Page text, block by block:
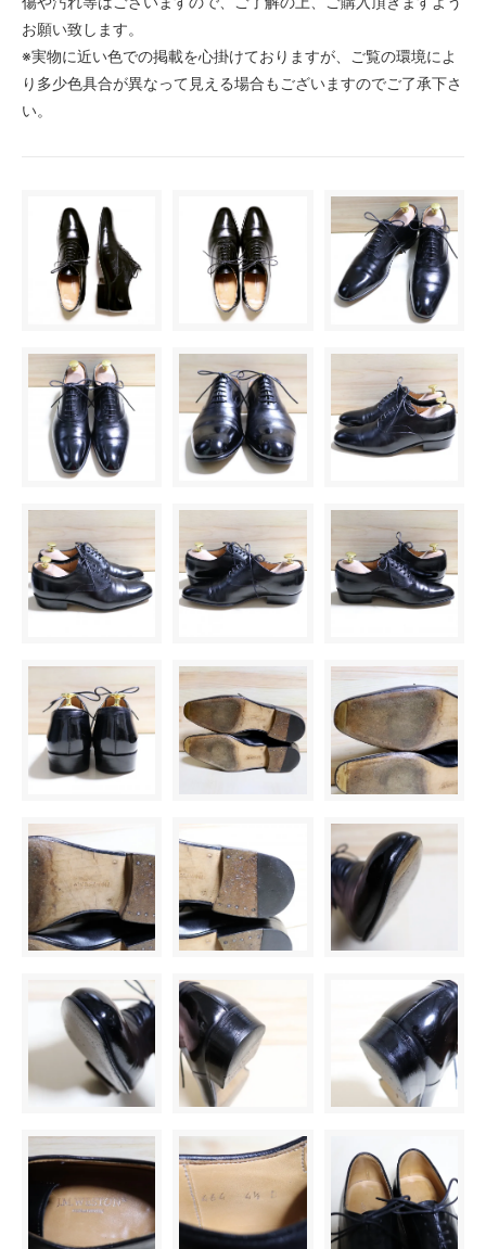
お願い致します。
※実物に近い色での掲載を心掛けておりますが、ご覧の環境によ
り多少色具合が異なって見える場合もございますのでご了承下さ
い。